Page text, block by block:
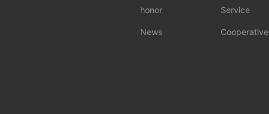
honor
News
Service
Cooperative